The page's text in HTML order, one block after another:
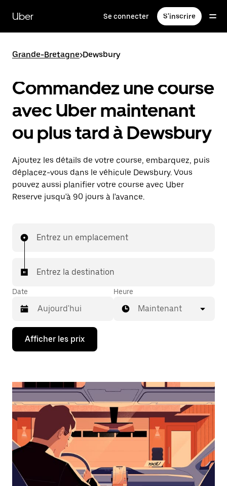
contenu
principal
Uber Se connecter S'inscrire
Grande-Bretagne>Dewsbury
Commandez une course
avec Uber maintenant
ou plus tard à Dewsbury
Ajoutez les détails de votre course, embarquez, puis
déplacez-vous dans le véhicule Dewsbury. Vous
pouvez aussi planifier votre course avec Uber
Reserve jusqu'à 90 jours à l'avance.
Entrez un emplacement
Entrez la destination
Date
Appuyez
la
bas
interagir
avec
calendrier
et
sélectionner
une
date.
Appuyez
Heure
Maintenant
Afficher les prix